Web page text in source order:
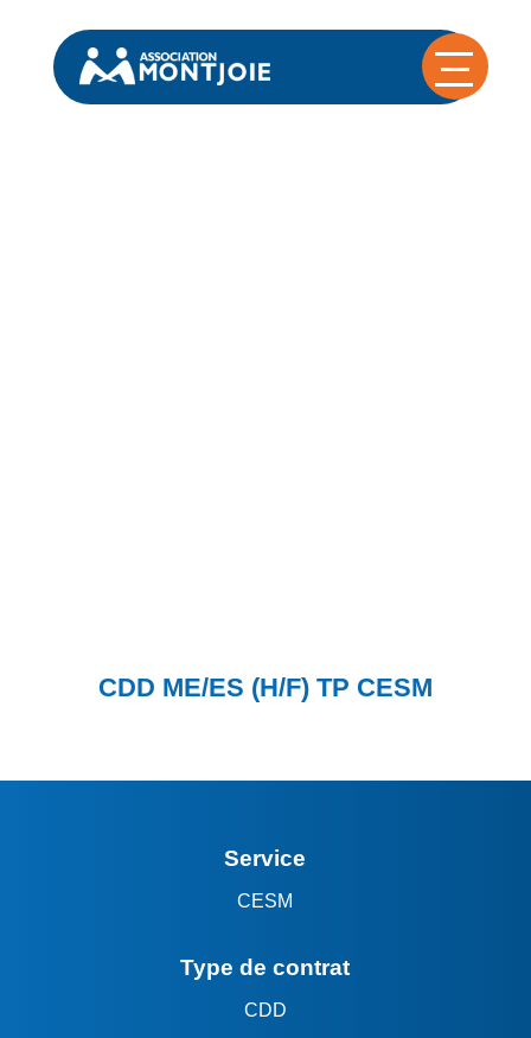
CDD ME/ES (H/F) TP CESM
Service
CESM
Type de contrat
CDD